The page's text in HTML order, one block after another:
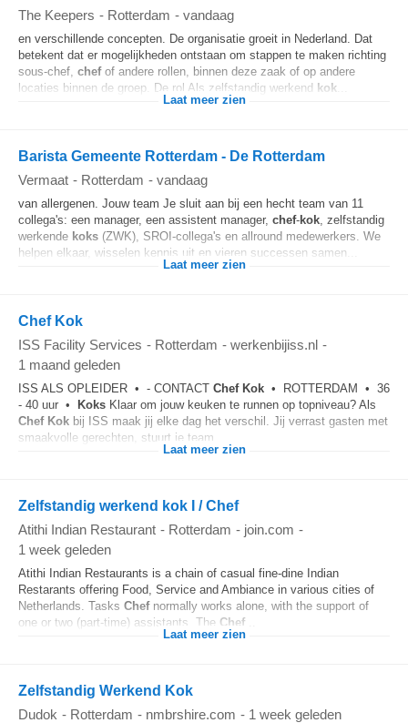
The Keepers - Rotterdam - vandaag
en verschillende concepten. De organisatie groeit in Nederland. Dat
betekent dat er mogelijkheden ontstaan om stappen te maken richting
sous-chef, chefof andere rollen, binnen deze zaak of op andere
locaties binnen de groep. De rol Als zelfstandig werkend kok
Laat meer zien
Barista Gemeente Rotterdam - De Rotterdam
Vermaat - Rotterdam - vandaag
van allergenen. Jouw team Je sluit aan bij een hecht team van 11
collega's: een manager, een assistent manager, chef-kok, zelfstandig
werkende koks (ZWK), SROI-collega's en allround medewerkers. We
helpen elkaar, wisselen kennis uit en vieren successen samen...
Laat meer zien
Chef Kok
ISS Facility Services - Rotterdam - werkenbijiss.nl -
1 maand geleden
ISS ALS OPLEIDER • - CONTACT Chef Kok • ROTTERDAM • 36
- 40 uur •
Koks Klaar om jouw keuken te runnen op topniveau? Als
Chef Kok bij ISS maak jij elke dag het verschil. Jij verrast gasten met
smaakvolle gerechten, stuurt je team...
Laat meer zien
Zelfstandig werkend kok I / Chef
Atithi Indian Restaurant - Rotterdam - join.com -
1 week geleden
Atithi Indian Restaurants is a chain of casual fine-dine Indian
Restarants offering Food, Service and Ambiance in various cities of
Netherlands. Tasks Chefnormally works alone, with the support of
one or two (part-time) assistants. The Chef
Laat meer zien
Zelfstandig Werkend Kok
Dudok - Rotterdam - nmbrshire.com - 1 week geleden